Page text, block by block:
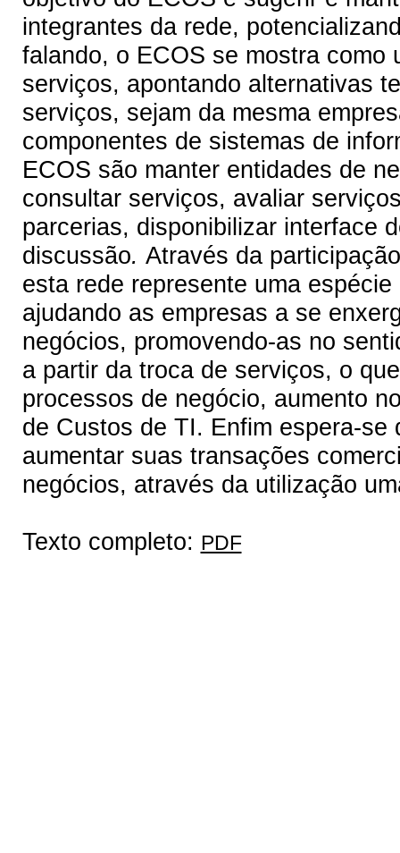
integrantes da rede,
falando, o ECOS se mostra como
serviços, apontando alternativas
serviços, sejam da mesma
componentes de sistemas de
ECOS são manter entidades de
consultar serviços, avaliar
parcerias, disponibilizar interface
discussão. Através da
esta rede represente uma
ajudando as empresas a se
negócios, promovendo-as no
a partir da troca de serviços, o
processos de negócio, aumento
de Custos de TI. Enfim espera-
aumentar suas transações
negócios, através da utilização
Texto completo: PDF